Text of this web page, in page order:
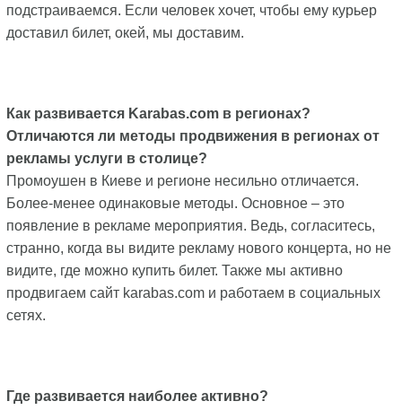
подстраиваемся. Если человек хочет, чтобы ему курьер
доставил билет, окей, мы доставим.
Как развивается Karabas.com в регионах?
Отличаются ли методы продвижения в регионах от
рекламы услуги в столице?
Промоушен в Киеве и регионе несильно отличается.
Более-менее одинаковые методы. Основное – это
появление в рекламе мероприятия. Ведь, согласитесь,
странно, когда вы видите рекламу нового концерта, но не
видите, где можно купить билет. Также мы активно
продвигаем сайт karabas.com и работаем в социальных
сетях.
Где развивается наиболее активно?